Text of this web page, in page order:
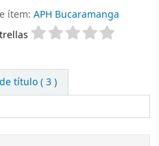
ítem: APH Bucaramanga
título ( 3 )